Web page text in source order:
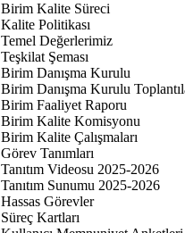
Birim Kalite Süreci
Kalite Politikası
Temel Değerlerimiz
Teşkilat Şeması
Birim Danışma Kurulu
Birim Danışma Kurulu
Birim Faaliyet Raporu
Birim Kalite Komisyonu
Birim Kalite Çalışmaları
Görev Tanımları
Tanıtım Videosu 2025-2026
Tanıtım Sunumu 2025-2026
Hassas Görevler
Süreç Kartları